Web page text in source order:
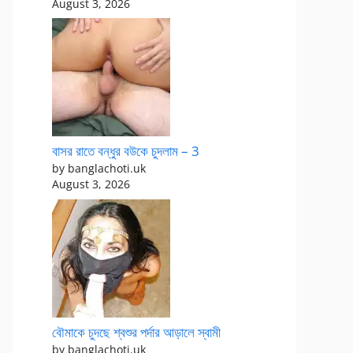
August 3, 2026
বাসর রাতে বন্ধুর বউকে চুদলাম – 3
by banglachoti.uk
August 3, 2026
বৌমাকে চুদছে শ্বশুর পর্দার আড়ালে স্বামী
by banglachoti.uk